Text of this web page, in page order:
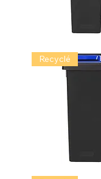
Recyclé